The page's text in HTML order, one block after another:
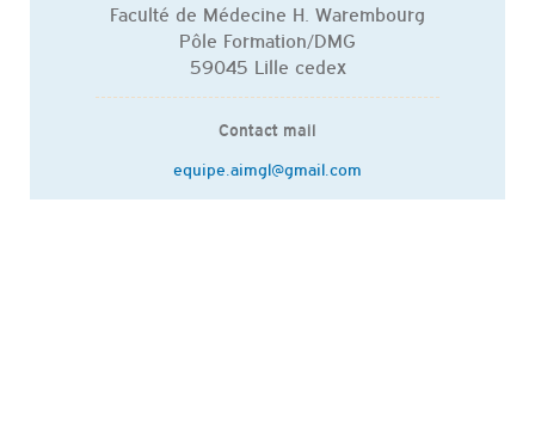
Faculté de Médecine H. Warembourg
Pôle Formation/DMG
59045 Lille cedex
Contact mail
equipe.aimgl@gmail.com